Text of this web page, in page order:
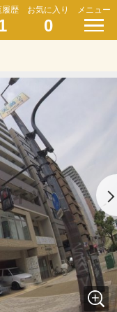
履歴 お気に入り
0
メニュー